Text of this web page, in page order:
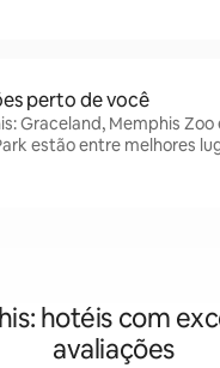
perto de você
Graceland, Memphis Zoo
estão entre melhores
hotéis com
avaliações